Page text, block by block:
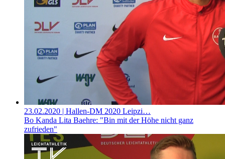
23.02.2020 | Hallen-DM 2020 Leipzi…
Bo Kanda Lita Baehre: "Bin mit der Höhe nicht ganz
zufrieden"